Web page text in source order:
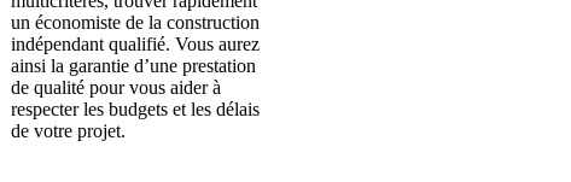
un économiste de la construction
indépendant qualifié. Vous aurez
ainsi la garantie d’une prestation
de qualité pour vous aider à
respecter les budgets et les délais
de votre projet.